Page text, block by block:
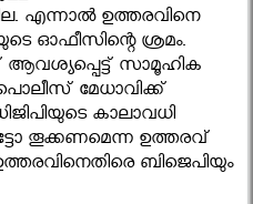
എന്നാല്‍ ഉത്തരവിനെ
ഓഫീസിന്റെ ശ്രമം.
ആവശ്യപ്പെട്ട് സാമൂഹിക
മേധാവിക്ക്
കാലാവധി
തൂക്കണമെന്ന ഉത്തരവ്
ബിജെപിയും